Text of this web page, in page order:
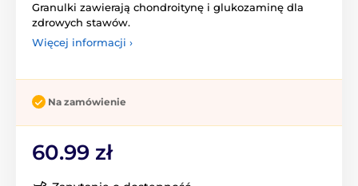
Granulki zawierają chondroitynę i glukozaminę dla
zdrowych stawów.
Więcej informacji ›
Na zamówienie
60.99 zł